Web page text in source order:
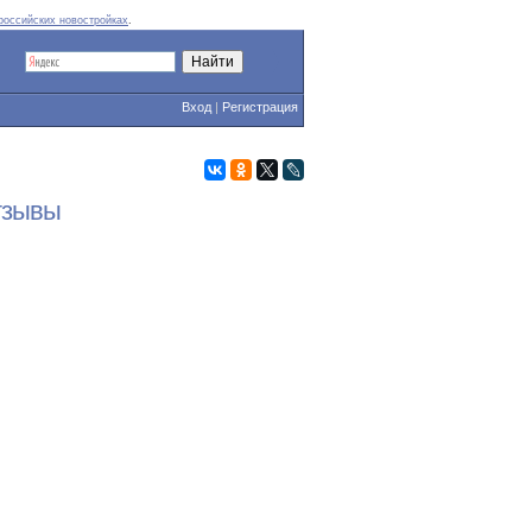
новостройках.
Вход | Регистрация